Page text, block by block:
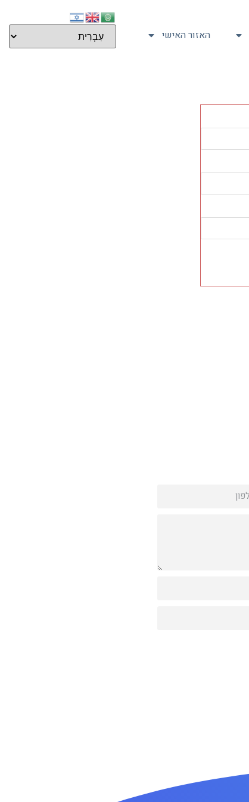
האזור האישי